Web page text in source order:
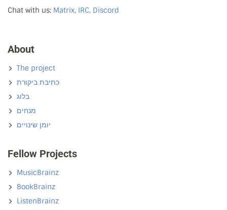
Chat with us: Matrix, IRC, Discord
About
The project
כתיבת ביקורת
בלוג
מנחים
יומן שינויים
Fellow Projects
MusicBrainz
BookBrainz
ListenBrainz